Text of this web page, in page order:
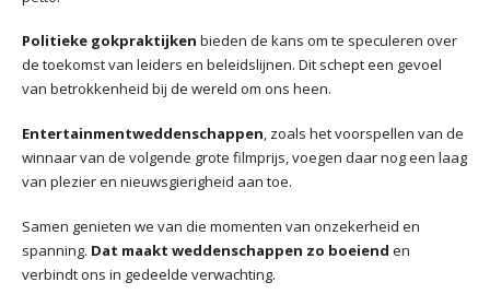
Politieke gokpraktijken bieden de kans om te speculeren over
de toekomst van leiders en beleidslijnen. Dit schept een gevoel
van betrokkenheid bij de wereld om ons heen.
Entertainmentweddenschappen, zoals het voorspellen van de
winnaar van de volgende grote filmprijs, voegen daar nog een laag
van plezier en nieuwsgierigheid aan toe.
Samen genieten we van die momenten van onzekerheid en
spanning. Dat maakt weddenschappen zo boeiend en
verbindt ons in gedeelde verwachting.